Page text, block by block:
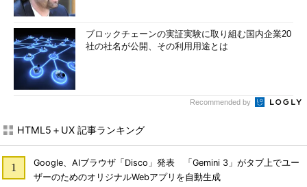
ブロックチェーンの実証実験に取り組む国内企業20
社の社名が公開、その利用用途とは
Recommended by
HTML5＋UX 記事ランキング
Google、AIブラウザ「Disco」発表 「Gemini 3」がタブ上でユー
ザーのためのオリジナルWebアプリを自動生成